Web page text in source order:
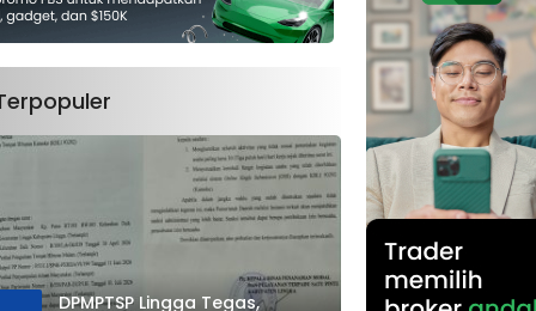
DPMPTSP Lingga Tegas,